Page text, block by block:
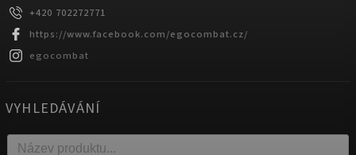
+420 702272771
https://www.facebook.com/egocombat.cz/
egocombat
VYHLEDÁVÁNÍ